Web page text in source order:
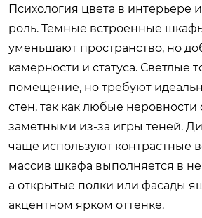
Психология цвета в интерьере
роль. Темные встроенные
уменьшают пространство, но
камерности и статуса. Светлые
помещение, но требуют
стен, так как любые неровности
заметными из-за игры теней.
чаще используют контрастные
массив шкафа выполняется в
а открытые полки или фасады
акцентном ярком оттенке.